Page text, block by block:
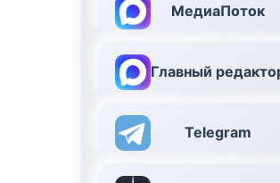
МедиаПоток
Главный
Telegram